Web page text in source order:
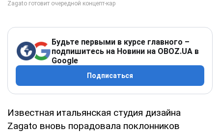
Будьте первыми в курсе главного –
подпишитесь на Новини на OBOZ.UA в
Google
Подписаться
Известная итальянская студия дизайна
Zagato вновь порадовала поклонников